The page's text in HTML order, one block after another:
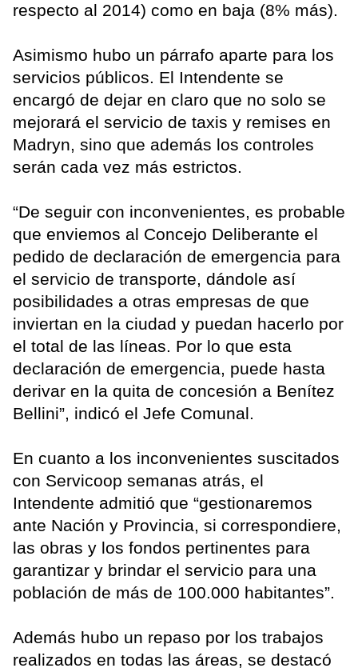
respecto al 2014) como en baja (8% más).
Asimismo hubo un párrafo aparte para los
servicios públicos. El Intendente se
encargó de dejar en claro que no solo se
mejorará el servicio de taxis y remises en
Madryn, sino que además los controles
serán cada vez más estrictos.
“De seguir con inconvenientes, es probable
que enviemos al Concejo Deliberante el
pedido de declaración de emergencia para
el servicio de transporte, dándole así
posibilidades a otras empresas de que
inviertan en la ciudad y puedan hacerlo por
el total de las líneas. Por lo que esta
declaración de emergencia, puede hasta
derivar en la quita de concesión a Benítez
Bellini”, indicó el Jefe Comunal.
En cuanto a los inconvenientes suscitados
con Servicoop semanas atrás, el
Intendente admitió que “gestionaremos
ante Nación y Provincia, si correspondiere,
las obras y los fondos pertinentes para
garantizar y brindar el servicio para una
población de más de 100.000 habitantes”.
Además hubo un repaso por los trabajos
realizados en todas las áreas, se destacó